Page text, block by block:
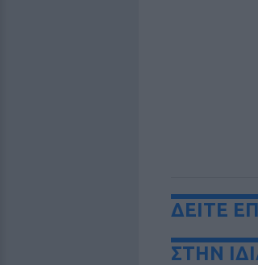
ΔΕΙΤΕ
ΣΤΗΝ